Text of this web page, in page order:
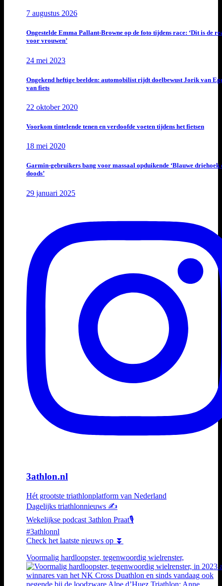
7 augustus 2026
Ongestelde Emma Pallant-Browne op de foto tijdens race: ‘Dit is de
voor vrouwen’
24 mei 2023
Ongekend heftige beelden: automobilist rijdt doelbewust Jorik van
van fiets
22 oktober 2020
Voorkom tintelende tenen en verdoofde voeten tijdens het fietsen
18 mei 2020
Garmin-gebruikers bang voor massaal opduikende ‘Blauwe driehoek
doods’
29 januari 2025
3athlon.nl
Hét grootste triathlonplatform van Nederland
Dagelijks triathlonnieuws ✍️
Wekelijkse podcast 3athlon Praat🎙️
#3athlonnl
Check het laatste nieuws op ⏬
Voormalig hardloopster, tegenwoordig wielrenster,